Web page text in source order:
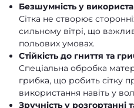
Безшумність у
Сітка не створює
сильному вітрі, що
польових умовах.
Стійкість до гниття та
Спеціальна обробка
грибка, що робить сітку
використання навіть у
Зручність у розгортанні